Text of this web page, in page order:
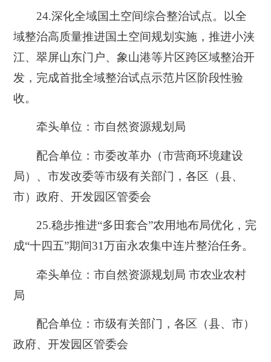
24.深化全域国土空间综合整治试点。以全
域整治高质量推进国土空间规划实施，推进小浃
江、翠屏山东门户、象山港等片区跨区域整治开
发，完成首批全域整治试点示范片区阶段性验
收。
牵头单位：市自然资源规划局
配合单位：市委改革办（市营商环境建设
局）、市发改委等市级有关部门，各区（县、
市）政府、开发园区管委会
25.稳步推进“多田套合”农用地布局优化，完
成“十四五”期间31万亩永农集中连片整治任务。
牵头单位：市自然资源规划局 市农业农村
局
配合单位：市级有关部门，各区（县、市）
政府、开发园区管委会